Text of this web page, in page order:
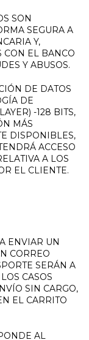
SON
SEGURA A
Y,
CON EL BANCO
Y ABUSOS.
DE DATOS
DE
-128 BITS,
MÁS
DISPONIBLES,
ACCESO
A LOS
EL CLIENTE.
ENVIAR UN
CORREO
SERÁN A
CASOS
SIN CARGO,
EL CARRITO
AL